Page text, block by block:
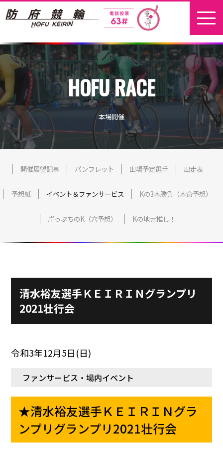
ホーム
新着情報
地元選手
お問い合わせ
開催日程
本場開催
開催展望記事
パンフレット
出走表
予想紙
Kの3本勝負（本命予想）
崖っぷちのK（穴予想）
Kの地元推し！（地元予想）
施設ガイド
KEIRINパーク
車券の購入方法
DOKOTO
電話・FAXサービス
歴代優勝者を紹介
協賛レース募集
横断幕掲出について
その他
防府競輪研究所
Kからの挑戦状
防府競輪を予想するKとは？
防府競輪キャラクター
サイトポリシー
個人情報保護方針
HOFU RACE
本場開催
開催展望記事 パンフレット 出場予定選手 出走表
予想紙 イベント＆ファンサービス Kの3本勝負（本命予想）
崖っぷちのK（穴予想） Kの地元推し！
清水裕友選手ＫＥＩＲＩＮグランプリ
2021壮行会
令和3年12月5日(日)
ファンサービス・場内イベント
★清水裕友選手ＫＥＩＲＩＮグラ
ンプリグランプリ2021壮行会